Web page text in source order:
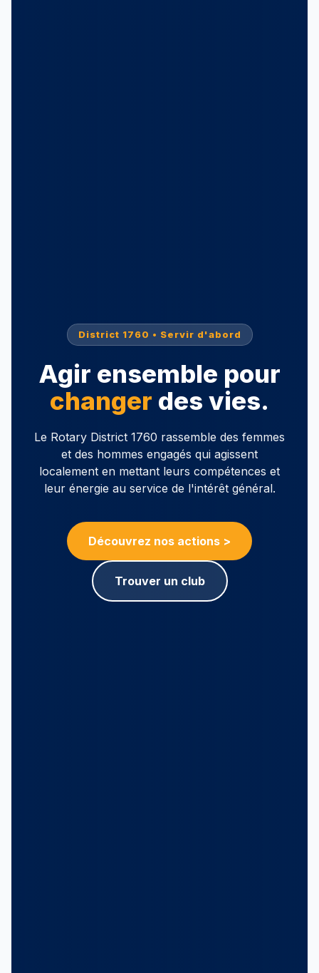
District 1760 • Servir d'abord
Agir ensemble pour
changer des vies.
Le Rotary District 1760 rassemble des femmes
et des hommes engagés qui agissent
localement en mettant leurs compétences et
leur énergie au service de l'intérêt général.
Découvrez nos actions >
Trouver un club